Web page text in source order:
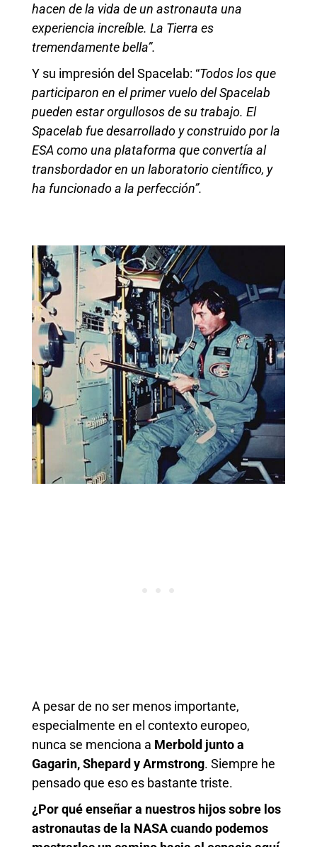
hacen de la vida de un astronauta una
experiencia increíble. La Tierra es
tremendamente bella”.
Y su impresión del Spacelab: “Todos los que
participaron en el primer vuelo del Spacelab
pueden estar orgullosos de su trabajo. El
Spacelab fue desarrollado y construido por la
ESA como una plataforma que convertía al
transbordador en un laboratorio científico, y
ha funcionado a la perfección”.
A pesar de no ser menos importante,
especialmente en el contexto europeo,
nunca se menciona a Merbold junto a
Gagarin, Shepard y Armstrong. Siempre he
pensado que eso es bastante triste.
¿Por qué enseñar a nuestros hijos sobre los
astronautas de la NASA cuando podemos